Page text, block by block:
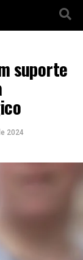
suporte
2024